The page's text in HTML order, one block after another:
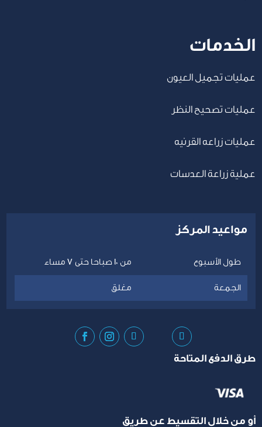
مواعيد المركز
طول الأسبوع من 10 صباحا حتى 7 مساء
الجمعة مغلق
طرق الدفع المتاحة
أو من خلال التقسيط عن طريق
الخدمات
عمليات تجميل العيون
عمليات تصحيح النظر
عمليات زراعه القرنيه
عملية زراعة العدسات